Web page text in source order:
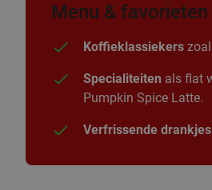
Menu & favorieten
Koffieklassiekers
Specialiteiten als flat
Pumpkin Spice Latte.
Verfrissende drankjes